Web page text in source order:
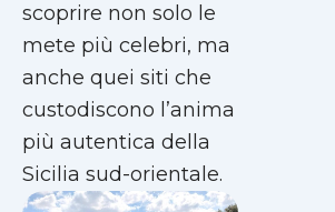
scoprire non solo le
mete più celebri, ma
anche quei siti che
custodiscono l’anima
più autentica della
Sicilia sud-orientale.